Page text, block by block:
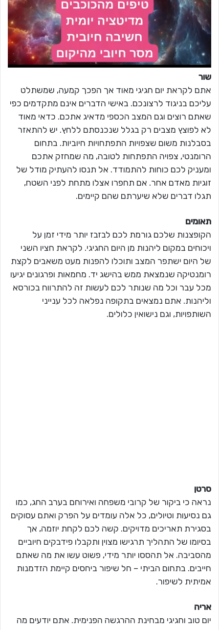
שור
אתם לקראת יום חגיגי מאוד אך הפכך קמעה, שמשתלט
עליכם בניגוד לרצונכם. באישי הדברים אינם מתקדמים כפי
שאתם רוצים וגם המצב הכספי מדאיג אתכם. כדאי מאוד
לא לפוצץ מצבים רק בגלל שנכנסתם ללחץ. יש להתאזר
בסבלנות משום שצפויות התפתחויות חיוביות. בתחום
הרומנטי, צפויה התפתחות לטובה, מה שמחזק אתכם
ומעניק לכם כוחות להתמודד. אל תנסו להעתיק מודל של
זוגיות מאדם אחר. אם תחפרו אצלו מתחת לפני השטח,
תגלו דברים שלא שיערתם שהם קיימים.
תאומים
הקופצנות שלכם גורמת לכם לבזבז יותר מידי זמן על
ויכוחים במקום ליהנות מן היום החגיגי. לקראת חציו השני
של היום ישתפר המצב ותוכלו להפנות מעט משאבים לקצת
רומנטיקה שנמצאת ממש בהישג יד. מחמאות ופרגונים יגיעו
מכל עבר וכל מה שנותר לכם לעשות זה להתרווח בכורסא
וליהנות. אתם נמצאים בתקופה נפלאה לכל ענייני
השותפויות, וגם נישואין כלולים.
סרטן
נראה כי ביקור של קרובי משפחה ואירוחם בערב החג, כמו
גם נסיעות וטיולים, כל אלה עומדים על הפרק ואתם עסוקים
בסגירת תאריכים מדויקים. קשה לכם לקחת יוזמה, אך
בסיומו של התהליך תרגישו מצוין ותקבלו פידבקים חיוביים
מהסביבה. אל תהססו יותר מידי, פשוט עשו את מה שאתם
חייבים. בתחום הביתי – חל שיפור ביחסים קיימת הזדמנות
אמיתית לשיפור.
אריה
יום טוב וחגיגי מבחינת ההרגשה הפנימית. אתם יודעים מה